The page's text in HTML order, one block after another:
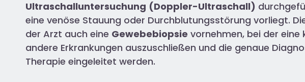
Ultraschalluntersuchung (Doppler-Ultraschall)
eine venöse Stauung oder Durchblutungsstörung vorliegt.
der Arzt auch eine Gewebebiopsie vornehmen, bei der
andere Erkrankungen auszuschließen und die genaue
Therapie eingeleitet werden.